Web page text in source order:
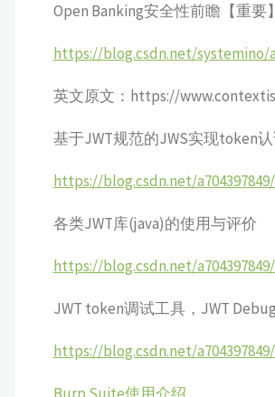
Open Banking安全性前瞻【重要】
https://blog.csdn.net/systemino/
英文原文：https://
基于JWT规范的JWS实现token
https://blog.csdn.net/
各类JWT库(java)的使用与评价
https://blog.csdn.net/
JWT token调试工具，JWT
https://blog.csdn.net/